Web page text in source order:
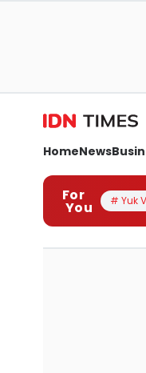
HomeNews
For
You # Yuk